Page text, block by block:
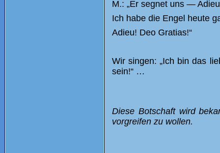
M.: „Er segnet uns —
Ich habe die Engel heute
Adieu! Deo Gratias!“
Wir singen: „Ich bin das
sein!“ …
Diese Botschaft wird
vorgreifen zu wollen.